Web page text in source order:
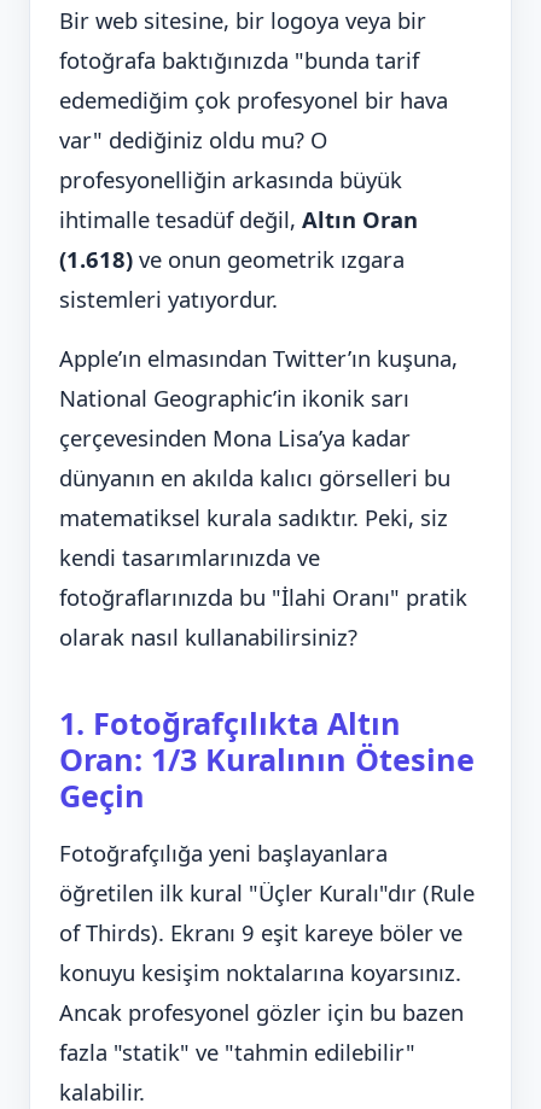
Bir web sitesine, bir logoya veya bir
fotoğrafa baktığınızda "bunda tarif
edemediğim çok profesyonel bir hava
var" dediğiniz oldu mu? O
profesyonelliğin arkasında büyük
ihtimalle tesadüf değil, Altın Oran
(1.618) ve onun geometrik ızgara
sistemleri yatıyordur.
Apple’ın elmasından Twitter’ın kuşuna,
National Geographic’in ikonik sarı
çerçevesinden Mona Lisa’ya kadar
dünyanın en akılda kalıcı görselleri bu
matematiksel kurala sadıktır. Peki, siz
kendi tasarımlarınızda ve
fotoğraflarınızda bu "İlahi Oranı" pratik
olarak nasıl kullanabilirsiniz?
1. Fotoğrafçılıkta Altın
Oran: 1/3 Kuralının Ötesine
Geçin
Fotoğrafçılığa yeni başlayanlara
öğretilen ilk kural "Üçler Kuralı"dır (Rule
of Thirds). Ekranı 9 eşit kareye böler ve
konuyu kesişim noktalarına koyarsınız.
Ancak profesyonel gözler için bu bazen
fazla "statik" ve "tahmin edilebilir"
kalabilir.